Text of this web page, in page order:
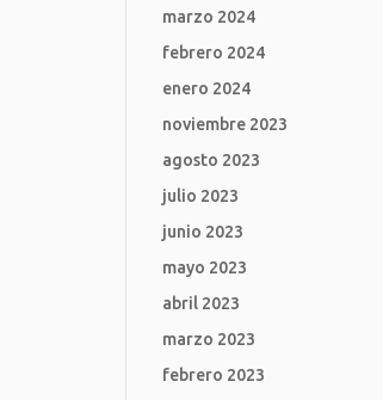
marzo 2024
febrero 2024
enero 2024
noviembre 2023
agosto 2023
julio 2023
junio 2023
mayo 2023
abril 2023
marzo 2023
febrero 2023